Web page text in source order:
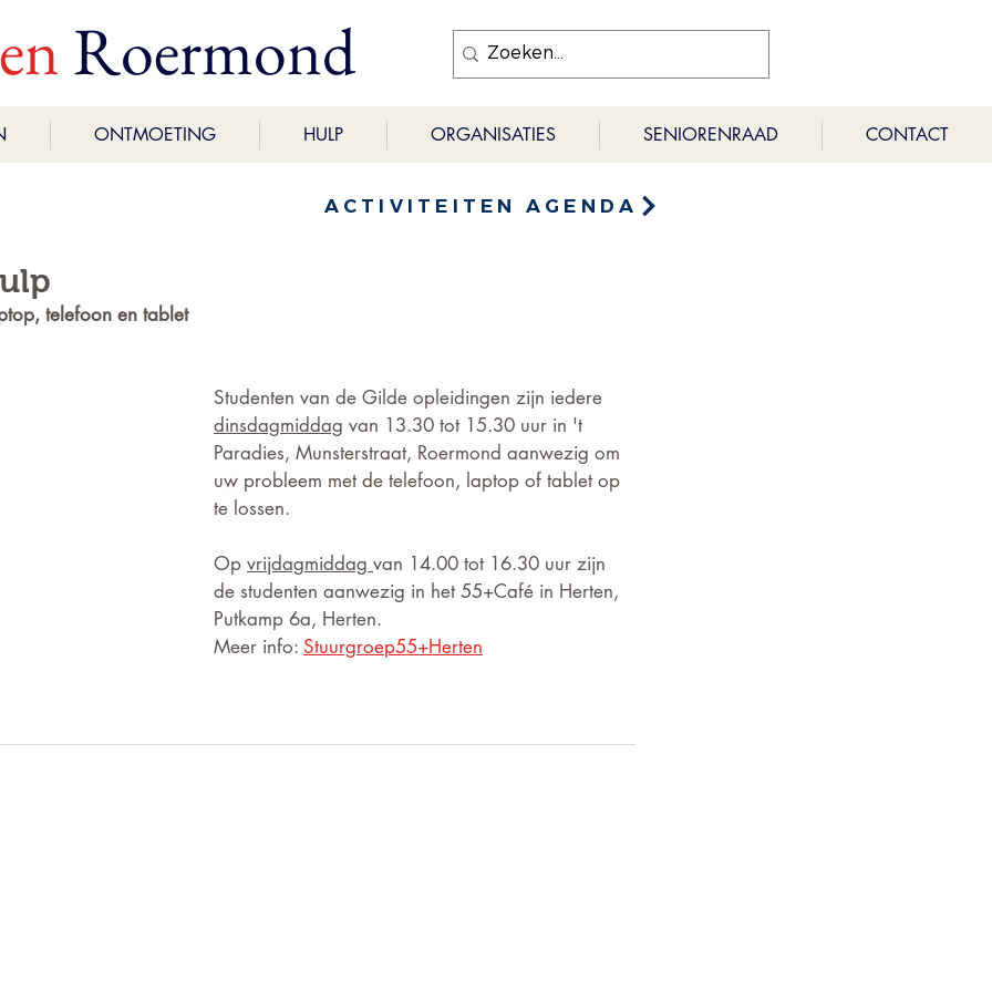
Roermond
ONTMOETING HULP ORGANISATIES SENIORENRAAD CONTACT
ACTIVITEITEN AGENDA
telefoon en tablet
Studenten van de Gilde opleidingen zijn iedere
dinsdagmiddag van 13.30 tot 15.30 uur in 't
Paradies, Munsterstraat, Roermond aanwezig om
uw probleem met de telefoon, laptop of tablet op
te lossen.
Op vrijdagmiddag van 14.00 tot 16.30 uur zijn
de studenten aanwezig in het 55+Café in Herten,
Putkamp 6a, Herten.
Meer info: Stuurgroep55+Herten